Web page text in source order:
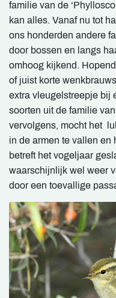
familie van de
kan alles. Vanaf nu tot
ons honderden andere
door bossen en langs
omhoog kijkend.
of juist korte
extra vleugelstreepje bij
soorten uit de familie
vervolgens, mocht het
in de armen te vallen en
betreft het vogeljaar
waarschijnlijk wel weer
door een toevallige